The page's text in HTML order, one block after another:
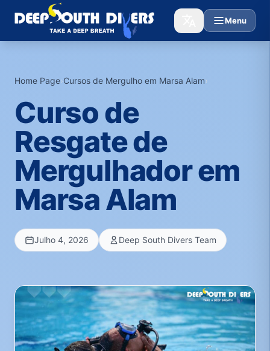
Menu
Home Page›Cursos de Mergulho em Marsa Alam›
Curso de
Resgate de
Mergulhador em
Marsa Alam
Julho 4, 2026 Deep South Divers Team